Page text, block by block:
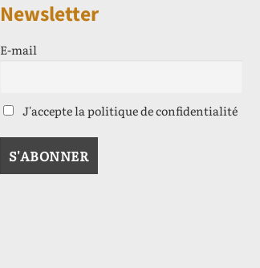
Newsletter
E-mail
J'accepte la politique de confidentialité